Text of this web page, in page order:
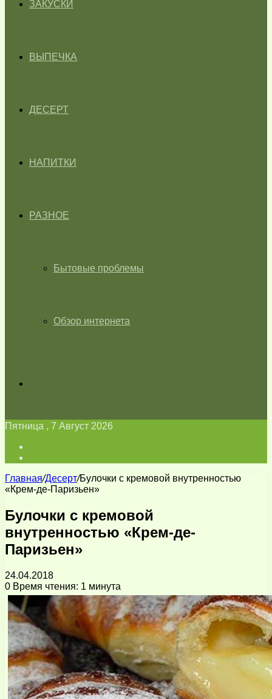
ЗАКУСКИ
ВЫПЕЧКА
ДЕСЕРТ
НАПИТКИ
РАЗНОЕ
Бытовые проблемы
Обзор интернета
Пятница , 7 Август 2026
Главная/Десерт/Булочки с кремовой внутренностью
«Крем-де-Паризьен»
Булочки с кремовой
внутренностью «Крем-де-
Паризьен»
24.04.2018
0 Время чтения: 1 минута